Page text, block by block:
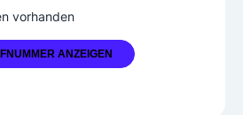
vorhanden
ANZEIGEN